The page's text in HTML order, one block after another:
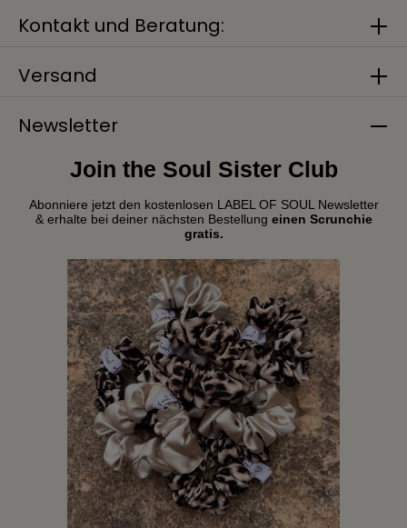
Kontakt und Beratung:
Versand
Newsletter
Join the Soul Sister Club
Abonniere jetzt den kostenlosen LABEL OF SOUL Newsletter
& erhalte bei deiner nächsten Bestellung einen Scrunchie
gratis.